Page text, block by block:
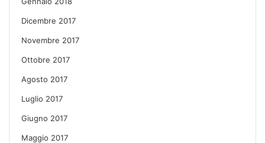
Dicembre 2017
Novembre 2017
Ottobre 2017
Agosto 2017
Luglio 2017
Giugno 2017
Maggio 2017